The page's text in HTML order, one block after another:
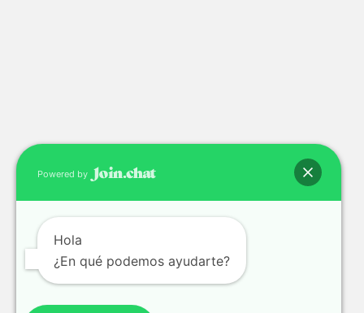
Powered by
Hola
¿En qué podemos ayudarte?